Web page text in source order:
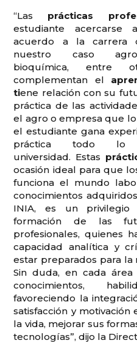
“Las prácticas
estudiante acercarse
acuerdo a la carrera
nuestro caso
bioquímica, entre
complementan el
tiene relación con su
práctica de las
el agro o empresa que
el estudiante gana
práctica todo
universidad. Estas
ocasión ideal para que
funciona el mundo
conocimientos
INIA, es un
formación de las
profesionales, quienes
capacidad analítica y
estar preparados para
Sin duda, en cada
conocimientos,
favoreciendo la
satisfacción y
la vida, mejorar sus
tecnologías”, dijo la